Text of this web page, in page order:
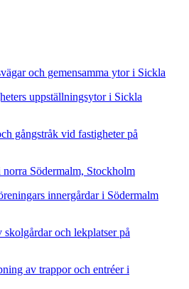
och gemensamma ytor i Sickla
uppställningsytor i Sickla
gångstråk vid fastigheter på
Södermalm, Stockholm
innergårdar i Södermalm
och lekplatser på
av trappor och entréer i